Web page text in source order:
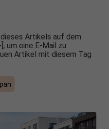
Artikels auf dem
um eine E-Mail zu
Artikel mit diesem Tag